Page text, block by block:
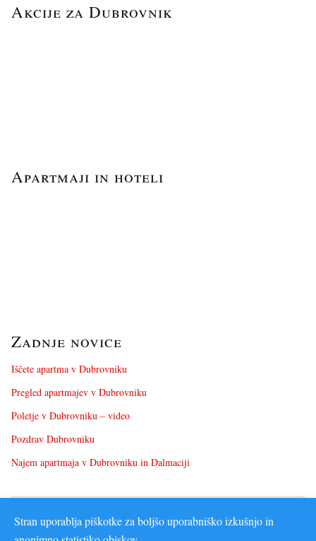
Akcije za Dubrovnik
Apartmaji in hoteli
Zadnje novice
Iščete apartma v Dubrovniku
Pregled apartmajev v Dubrovniku
Poletje v Dubrovniku – video
Pozdrav Dubrovniku
Najem apartmaja v Dubrovniku in Dalmaciji
Stran uporablja piškotke za boljšo uporabniško izkušnjo in